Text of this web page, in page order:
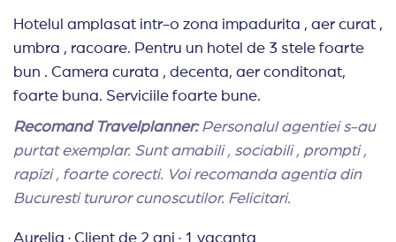
Hotelul amplasat intr-o zona impadurita , aer curat ,
umbra , racoare. Pentru un hotel de 3 stele foarte
bun . Camera curata , decenta, aer conditonat,
foarte buna. Serviciile foarte bune.
Recomand Travelplanner:Personalul agentiei s-au
purtat exemplar. Sunt amabili , sociabili , prompti ,
rapizi , foarte corecti. Voi recomanda agentia din
Bucuresti tururor cunoscutilor. Felicitari.
Aurelia · Client de 2 ani · 1 vacanta